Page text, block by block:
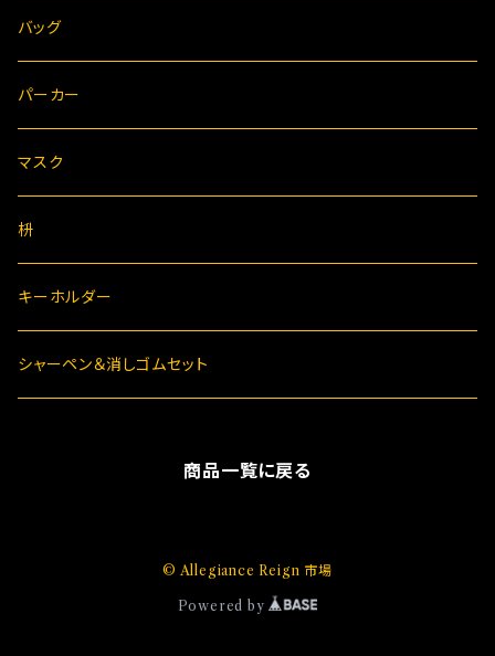
バッグ
パーカー
マスク
枡
キーホルダー
シャーペン＆消しゴムセット
商品一覧に戻る
© Allegiance Reign 市場
Powered by